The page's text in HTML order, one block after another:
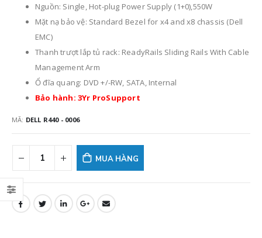
Nguồn: Single, Hot-plug Power Supply (1+0),550W
Mặt nạ bảo vệ: Standard Bezel for x4 and x8 chassis (Dell
EMC)
Thanh trượt lắp tủ rack: ReadyRails Sliding Rails With Cable
Management Arm
Ổ đĩa quang: DVD +/-RW, SATA, Internal
Bảo hành: 3Yr ProSupport
MÃ: DELL R440 - 0006
MUA HÀNG